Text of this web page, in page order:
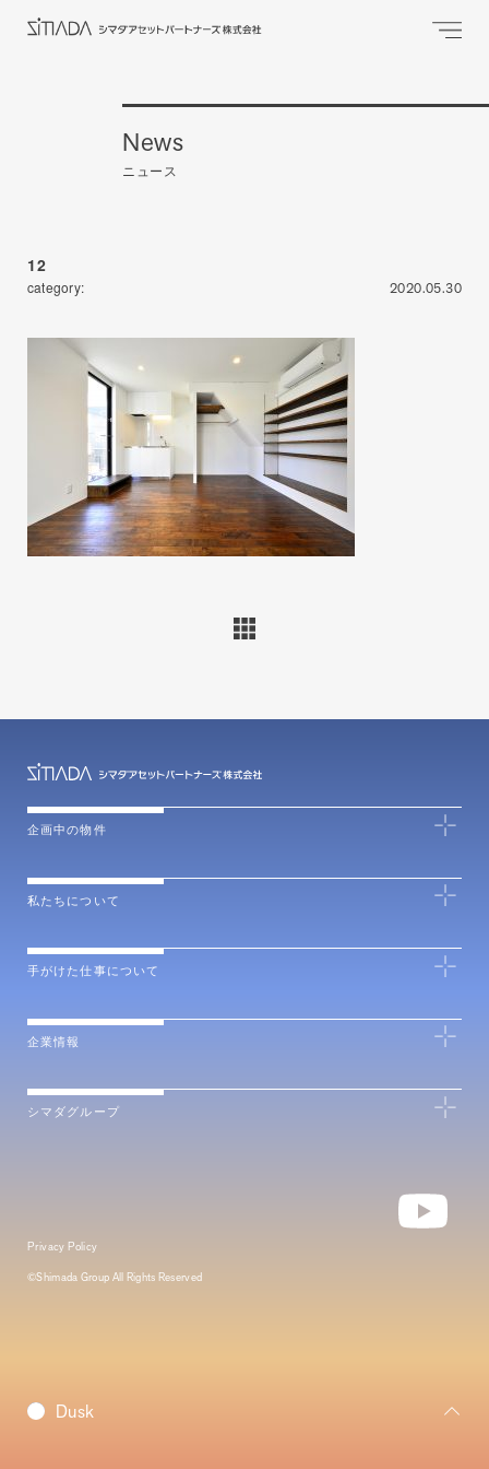
News
ニュース
12
category: 2020.05.30
Daybreak
Dusk
企画中の物件
私たちについて
手がけた仕事について
企業情報
シマダグループ
Privacy Policy
©Shimada Group All Rights Reserved